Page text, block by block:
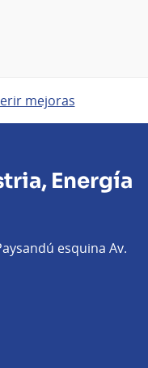
mejoras
Energía
esquina Av.